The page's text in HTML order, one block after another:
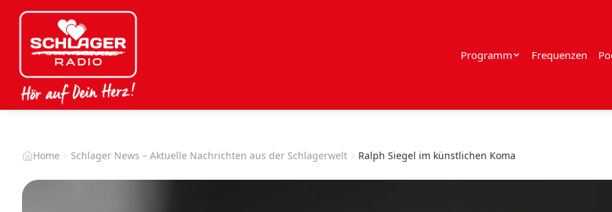
Programm Frequenzen
Home Schlager News – Aktuelle Nachrichten aus der Schlagerwelt Ralph Siegel im künstlichen Koma